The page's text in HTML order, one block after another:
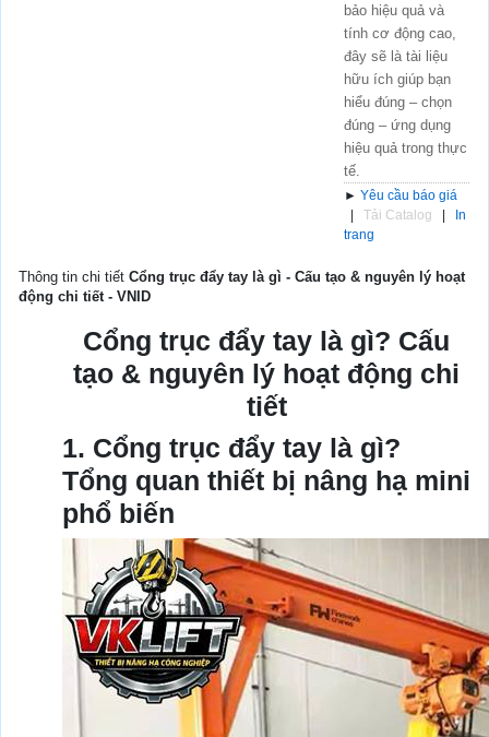
bảo hiệu quả và
tính cơ động cao,
đây sẽ là tài liệu
hữu ích giúp bạn
hiểu đúng – chọn
đúng – ứng dụng
hiệu quả trong thực
tế.
► Yêu cầu báo giá
Tải Catalog
In
trang
Thông tin chi tiết Cổng trục đẩy tay là gì - Cấu tạo & nguyên lý hoạt
động chi tiết - VNID
Cổng trục đẩy tay là gì? Cấu
tạo & nguyên lý hoạt động chi
tiết
1. Cổng trục đẩy tay là gì?
Tổng quan thiết bị nâng hạ mini
phổ biến